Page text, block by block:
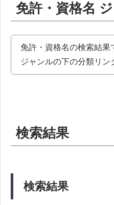
免許・資格名
免許・資格名の検索結果
ジャンルの下の分類リ
検索結果
検索結果